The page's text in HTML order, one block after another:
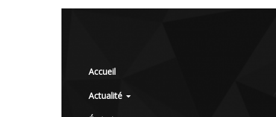
Accueil
Actualité